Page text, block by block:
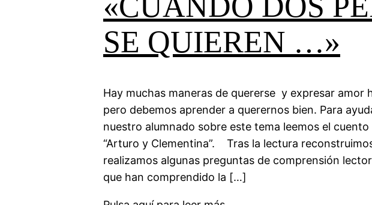
SE QUIEREN …»
Hay muchas maneras de quererse y expresar amor
pero debemos aprender a querernos bien. Para
nuestro alumnado sobre este tema leemos el cuento
“Arturo y Clementina”. Tras la lectura
realizamos algunas preguntas de comprensión
que han comprendido la […]